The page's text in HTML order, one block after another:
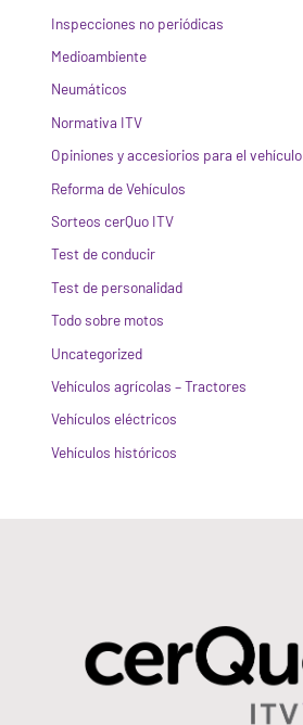
Inspecciones no periódicas
Medioambiente
Neumáticos
Normativa ITV
Opiniones y accesiorios para el vehículo
Reforma de Vehículos
Sorteos cerQuo ITV
Test de conducir
Test de personalidad
Todo sobre motos
Uncategorized
Vehículos agrícolas – Tractores
Vehículos eléctricos
Vehículos históricos